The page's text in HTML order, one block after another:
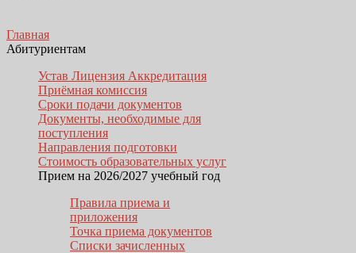
Главная
Абитуриентам
Устав Лицензия Аккредитация
Приёмная комиссия
Сроки подачи документов
Документы, необходимые для
поступления
Направления подготовки
Стоимость образовательных услуг
Прием на 2026/2027 учебный год
Правила приема и
приложения
Точка приема документов
Списки зачисленных